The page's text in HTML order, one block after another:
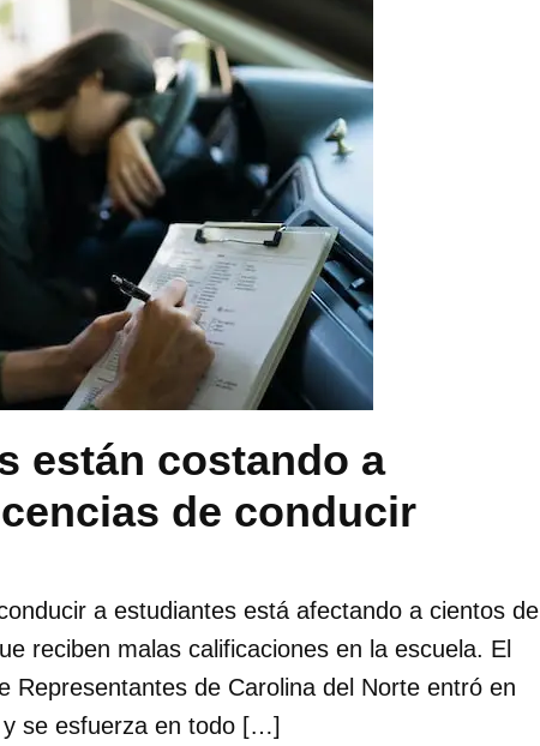
están costando a
de conducir
a estudiantes está afectando a cientos de
reciben malas calificaciones en la escuela. El
Representantes de Carolina del Norte entró en
se esfuerza en todo […]